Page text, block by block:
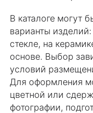
В каталоге могут
варианты
стекле, на
основе. Выбор
условий
Для оформления
цветной или
фотографии,